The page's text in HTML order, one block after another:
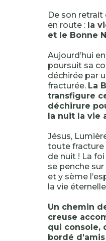
De son retrait
en route : la
et le Bonne
Aujourd’hui
poursuit sa
déchirée par
fracturée. La
transfigure
déchirure
la nuit la vie
Jésus,
toute fracture
de nuit ! La
se penche
et y sème
la vie
Un chemin
creuse
qui console,
bordé